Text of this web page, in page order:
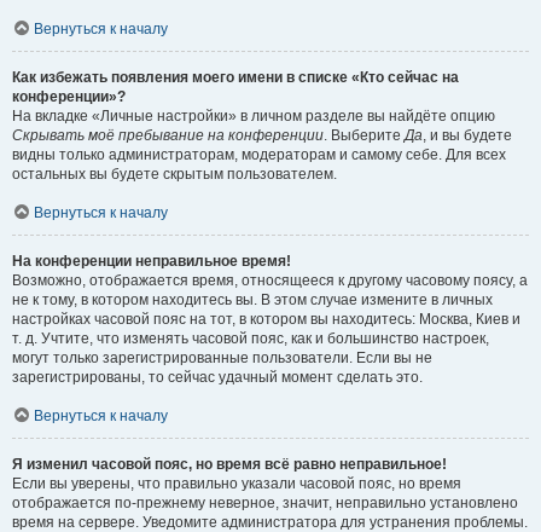
Вернуться к началу
Как избежать появления моего имени в списке «Кто сейчас на
конференции»?
На вкладке «Личные настройки» в личном разделе вы найдёте опцию
Скрывать моё пребывание на конференции . Выберите Да , и вы будете
видны только администраторам, модераторам и самому себе. Для всех
остальных вы будете скрытым пользователем.
Вернуться к началу
На конференции неправильное время!
Возможно, отображается время, относящееся к другому часовому поясу, а
не к тому, в котором находитесь вы. В этом случае измените в личных
настройках часовой пояс на тот, в котором вы находитесь: Москва, Киев и
т. д. Учтите, что изменять часовой пояс, как и большинство настроек,
могут только зарегистрированные пользователи. Если вы не
зарегистрированы, то сейчас удачный момент сделать это.
Вернуться к началу
Я изменил часовой пояс, но время всё равно неправильное!
Если вы уверены, что правильно указали часовой пояс, но время
отображается по-прежнему неверное, значит, неправильно установлено
время на сервере. Уведомите администратора для устранения проблемы.